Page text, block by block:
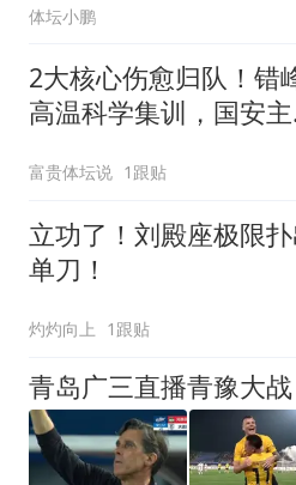
体坛小鹏
2大核心伤愈归队！错
高温科学集训，国安主
富贵体坛说 1跟贴
立功了！刘殿座极限扑
单刀！
灼灼向上 1跟贴